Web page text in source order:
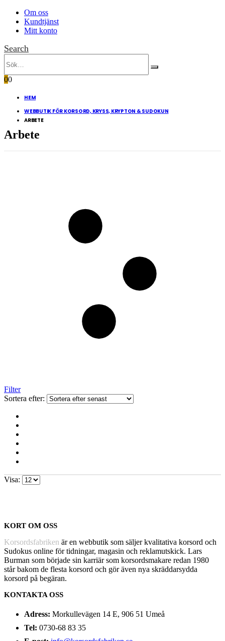
Om oss
Kundtjänst
Mitt konto
Search
00
HEM
WEBBUTIK FÖR KORSORD, KRYSS, KRYPTON & SUDOKUN
ARBETE
Arbete
Filter
Sortera efter:
Visa:
KORT OM OSS
Korsordsfabriken är en webbutik som säljer kvalitativa korsord och
Sudokus online för tidningar, magasin och reklamutskick. Lars
Burman som började sin karriär som korsordsmakare redan 1980
står bakom de flesta korsord och gör även nya skräddarsydda
korsord på begäran.
KONTAKTA OSS
Adress: Morkullevägen 14 E, 906 51 Umeå
Tel: 0730-68 83 35